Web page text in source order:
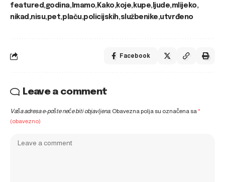
featured godina Imamo Kako koje kupe ljude mlijeko
nikad nisu pet plaču policijskih službenike utvrđeno
Facebook
Leave a comment
Vaša adresa e-pošte neće biti objavljena. Obavezna polja su označena sa*
(obavezno)